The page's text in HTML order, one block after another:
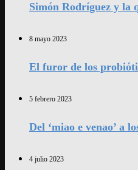
Simón Rodríguez y la
8 mayo 2023
El furor de los
5 febrero 2023
Del ‘miao e venao’ a
4 julio 2023